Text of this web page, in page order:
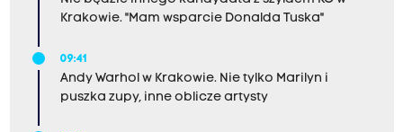
Krakowie. "Mam wsparcie Donalda Tuska"
09:41
Andy Warhol w Krakowie. Nie tylko Marilyn i
puszka zupy, inne oblicze artysty